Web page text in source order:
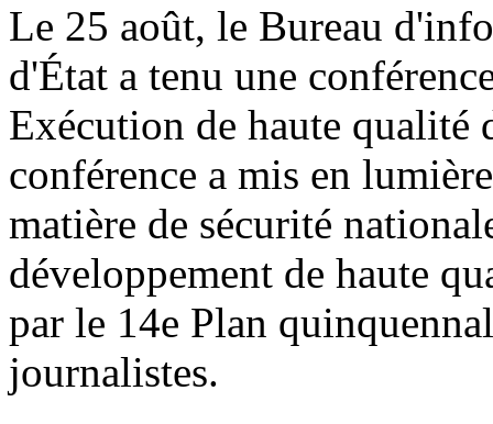
Le 25 août, le Bureau
d'État a tenu une
Exécution de haute qualité
conférence a mis en
matière de sécurité
développement de haute
par le 14e Plan
journalistes.